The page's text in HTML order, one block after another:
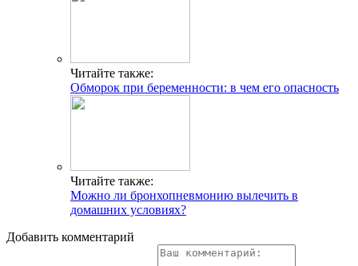
Читайте также:
Обморок при беременности: в чем его опасность
Читайте также:
Можно ли бронхопневмонию вылечить в
домашних условиях?
Добавить комментарий